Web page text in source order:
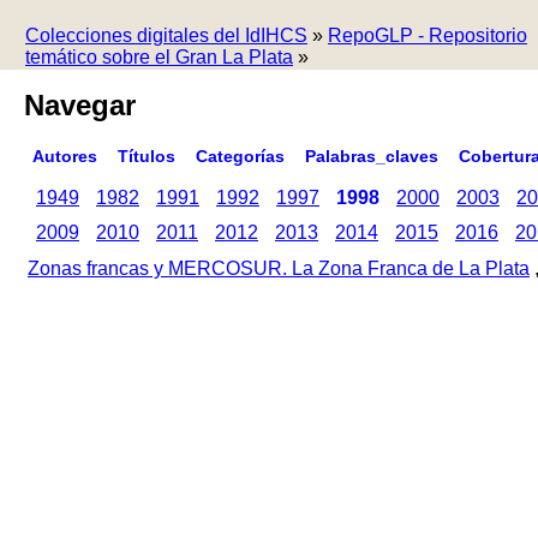
Colecciones digitales del IdIHCS » RepoGLP - Repositorio
temático sobre el Gran La Plata »
Navegar
Autores Títulos Categorías Palabras_claves
1949 1982 1991 1992 1997 1998 2000 2003
2009
2010 2011 2012 2013 2014 2015 2016
Zonas francas y MERCOSUR. La Zona Franca de La Plata